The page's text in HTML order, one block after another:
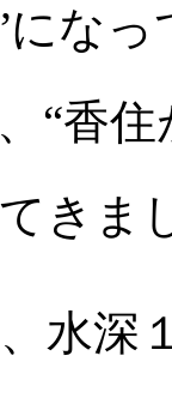
にな
“香
きま
水深